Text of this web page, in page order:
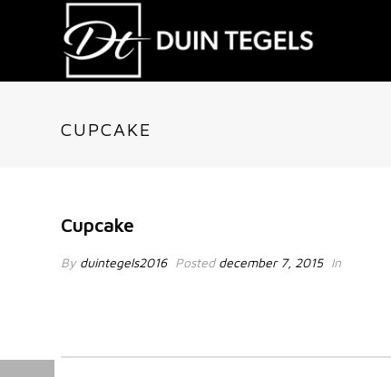
CUPCAKE
Cupcake
By duintegels2016 Posted december 7, 2015 In